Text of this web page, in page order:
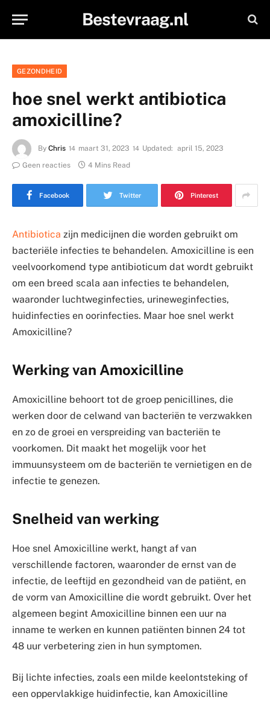
Bestevraag.nl
GEZONDHEID
hoe snel werkt antibiotica
amoxicilline?
By Chris maart 31, 2023 Updated: april 15, 2023
Geen reacties
4 Mins Read
Facebook Twitter Pinterest
Antibiotica zijn medicijnen die worden gebruikt om
bacteriële infecties te behandelen. Amoxicilline is een
veelvoorkomend type antibioticum dat wordt gebruikt
om een breed scala aan infecties te behandelen,
waaronder luchtweginfecties, urineweginfecties,
huidinfecties en oorinfecties. Maar hoe snel werkt
Amoxicilline?
Werking van Amoxicilline
Amoxicilline behoort tot de groep penicillines, die
werken door de celwand van bacteriën te verzwakken
en zo de groei en verspreiding van bacteriën te
voorkomen. Dit maakt het mogelijk voor het
immuunsysteem om de bacteriën te vernietigen en de
infectie te genezen.
Snelheid van werking
Hoe snel Amoxicilline werkt, hangt af van
verschillende factoren, waaronder de ernst van de
infectie, de leeftijd en gezondheid van de patiënt, en
de vorm van Amoxicilline die wordt gebruikt. Over het
algemeen begint Amoxicilline binnen een uur na
inname te werken en kunnen patiënten binnen 24 tot
48 uur verbetering zien in hun symptomen.
Bij lichte infecties, zoals een milde keelontsteking of
een oppervlakkige huidinfectie, kan Amoxicilline